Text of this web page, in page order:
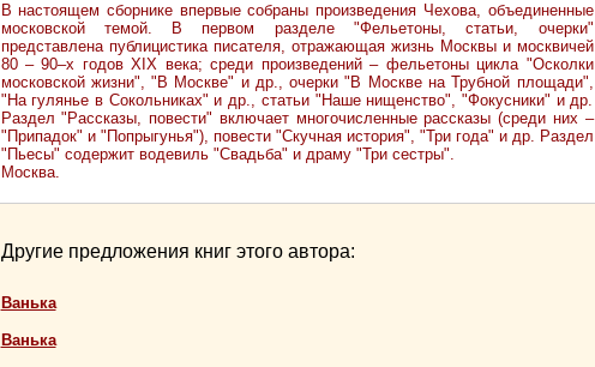
В настоящем сборнике впервые собраны произведения Чехова, объединенные
московской темой. В первом разделе "Фельетоны, статьи, очерки"
представлена публицистика писателя, отражающая жизнь Москвы и москвичей
80 – 90–х годов XIX века; среди произведений – фельетоны цикла "Осколки
московской жизни", "В Москве" и др., очерки "В Москве на Трубной площади",
"На гулянье в Сокольниках" и др., статьи "Наше нищенство", "Фокусники" и др.
Раздел "Рассказы, повести" включает многочисленные рассказы (среди них –
"Припадок" и "Попрыгунья"), повести "Скучная история", "Три года" и др. Раздел
"Пьесы" содержит водевиль "Свадьба" и драму "Три сестры".
Москва.
Другие предложения книг этого автора:
Ванька
Ванька